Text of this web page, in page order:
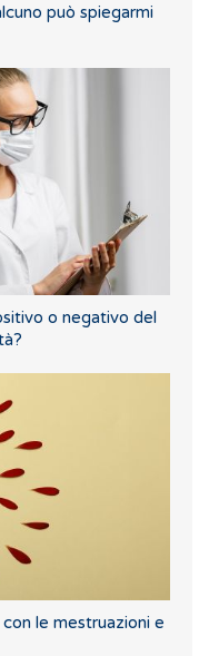
può spiegarmi
o negativo del
le mestruazioni e